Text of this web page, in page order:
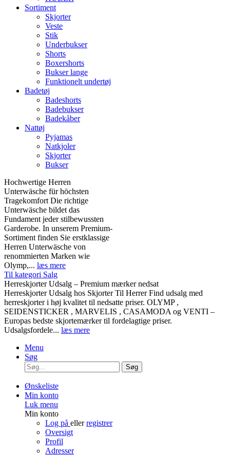
Sortiment
Skjorter
Veste
Stik
Underbukser
Shorts
Boxershorts
Bukser lange
Funktionelt undertøj
Badetøj
Badeshorts
Badebukser
Badekåber
Nattøj
Pyjamas
Natkjoler
Skjorter
Bukser
Hochwertige Herren
Unterwäsche für höchsten
Tragekomfort Die richtige
Unterwäsche bildet das
Fundament jeder stilbewussten
Garderobe. In unserem Premium-
Sortiment finden Sie erstklassige
Herren Unterwäsche von
renommierten Marken wie
Olymp,... læs mere
Til kategori Salg
Herreskjorter Udsalg – Premium mærker nedsat
Herreskjorter Udsalg hos Skjorter Til Herrer Find udsalg med
herreskjorter i høj kvalitet til nedsatte priser. OLYMP ,
SEIDENSTICKER , MARVELIS , CASAMODA og VENTI –
Europas bedste skjortemærker til fordelagtige priser.
Udsalgsfordele... læs mere
Menu
Søg
Søg
Ønskeliste
Min konto
Luk menu
Min konto
Log på ellerregistrer
Oversigt
Profil
Adresser